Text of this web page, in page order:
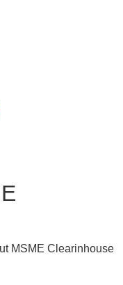
MSME Clearinhouse